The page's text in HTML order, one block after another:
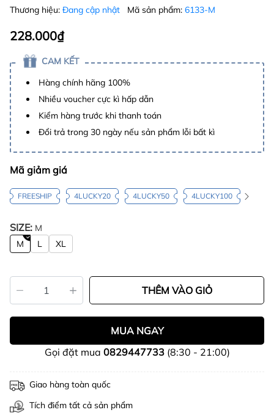
Thương hiệu: Đang cập nhật Mã sản phẩm: 6133-M
228.000₫
CAM KẾT
Hàng chính hãng 100%
Nhiều voucher cực kì hấp dẫn
Kiểm hàng trước khi thanh toán
Đổi trả trong 30 ngày nếu sản phẩm lỗi bất kì
Mã giảm giá
FREESHIP 4LUCKY20 4LUCKY50 4LUCKY100
SIZE: M
M
L XL
THÊM VÀO GIỎ
MUA NGAY
Gọi đặt mua 0829447733(8:30 - 21:00)
Giao hàng toàn quốc
Tích điểm tất cả sản phẩm